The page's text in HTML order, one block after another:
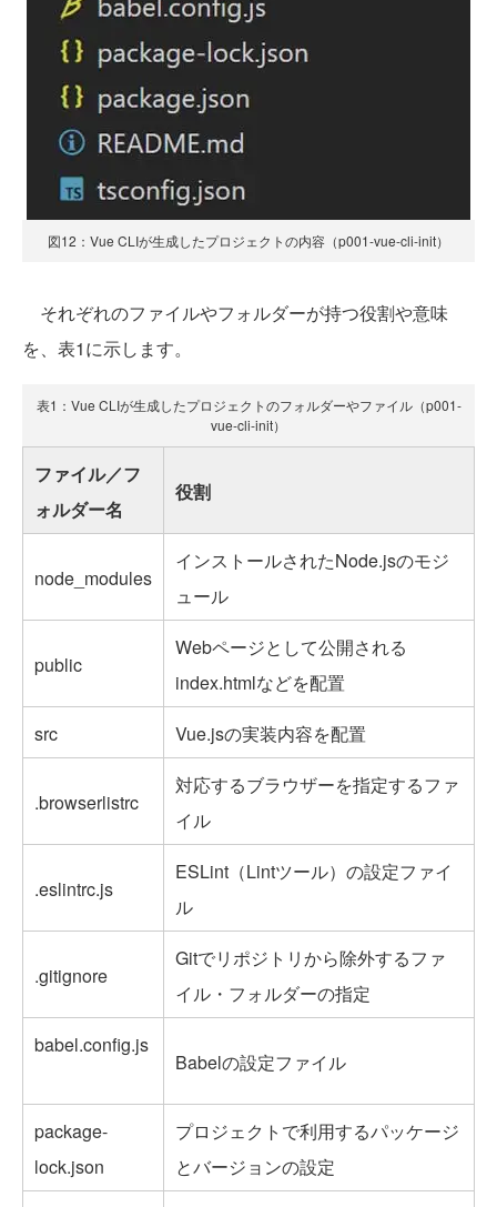
図12：Vue CLIが生成したプロジェクトの内容（p001-vue-cli-init）
それぞれのファイルやフォルダーが持つ役割や意味
を、表1に示します。
表1：Vue CLIが生成したプロジェクトのフォルダーやファイル（p001-
vue-cli-init）
ファイル／フ
ォルダー名
役割
node_modules
インストールされたNode.jsのモジ
ュール
public
Webページとして公開される
index.htmlなどを配置
src
Vue.jsの実装内容を配置
.browserlistrc
対応するブラウザーを指定するファ
イル
.eslintrc.js
ESLint（Lintツール）の設定ファイ
ル
.gitignore
Gitでリポジトリから除外するファ
イル・フォルダーの指定
babel.config.js
Babelの設定ファイル
package-
lock.json
プロジェクトで利用するパッケージ
とバージョンの設定